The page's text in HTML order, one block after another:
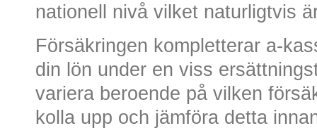
nationell nivå vilket naturligtvis
Försäkringen kompletterar a-
din lön under en viss
variera beroende på vilken
kolla upp och jämföra detta